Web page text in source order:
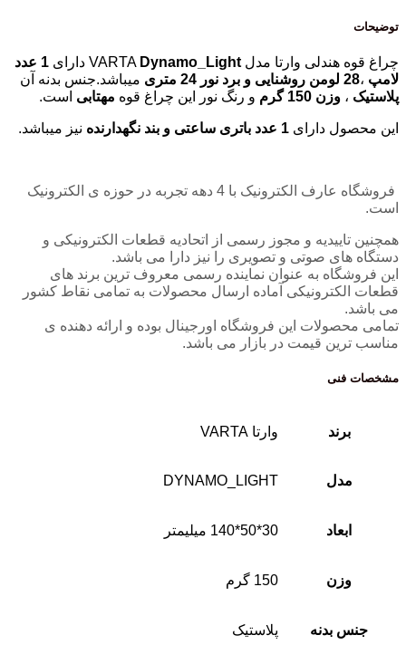
توضیحات
چراغ قوه هندلی وارتا مدل VARTA Dynamo_Light دارای
1 عدد
لامپ ،28 لومن روشنایی و برد نور 24 متری
میباشد.جنس بدنه آن
پلاستیک ، وزن 150 گرم و رنگ نور این چراغ قوه مهتابی است.
این محصول دارای 1 عدد باتری ساعتی و بند نگهدارنده نیز میباشد.
فروشگاه عارف الکترونیک با 4 دهه تجربه در حوزه ی الکترونیک
است.
همچنین تاییدیه و مجوز رسمی از اتحادیه قطعات الکترونیکی و
دستگاه های صوتی و تصویری را نیز دارا می باشد.
این فروشگاه به عنوان نماینده رسمی معروف ترین برند های
قطعات الکترونیکی آماده ارسال محصولات به تمامی نقاط کشور
می باشد.
تمامی محصولات این فروشگاه اورجینال بوده و ارائه دهنده ی
مناسب ترین قیمت در بازار می باشد.
مشخصات فنی
برند وارتا VARTA
مدل DYNAMO_LIGHT
ابعاد 30*50*140 میلیمتر
وزن 150 گرم
جنس بدنه پلاستیک